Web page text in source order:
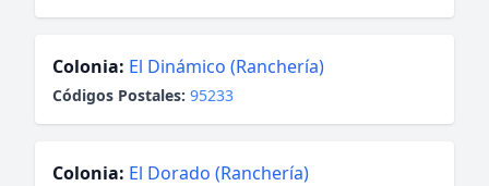
Colonia: El Dinámico (Ranchería)
Códigos Postales: 95233
Colonia: El Dorado (Ranchería)